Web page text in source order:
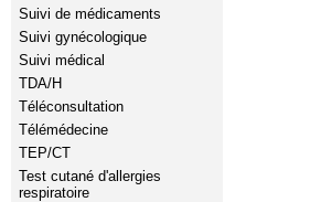
Suivi de médicaments
Suivi gynécologique
Suivi médical
TDA/H
Téléconsultation
Télémédecine
TEP/CT
Test cutané d'allergies
respiratoire